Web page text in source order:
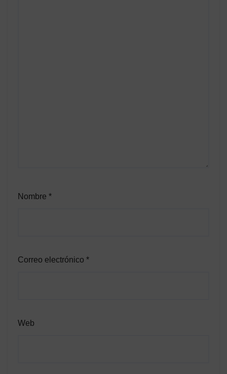
Nombre *
Correo electrónico *
Web